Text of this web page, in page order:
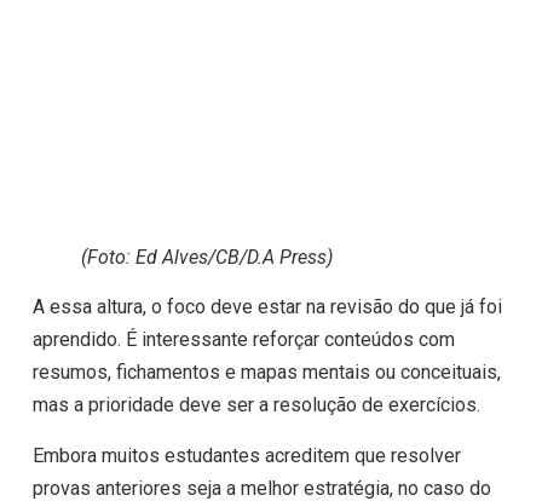
(Foto: Ed Alves/CB/D.A Press)
A essa altura, o foco deve estar na revisão do que já foi
aprendido. É interessante reforçar conteúdos com
resumos, fichamentos e mapas mentais ou conceituais,
mas a prioridade deve ser a resolução de exercícios.
Embora muitos estudantes acreditem que resolver
provas anteriores seja a melhor estratégia, no caso do